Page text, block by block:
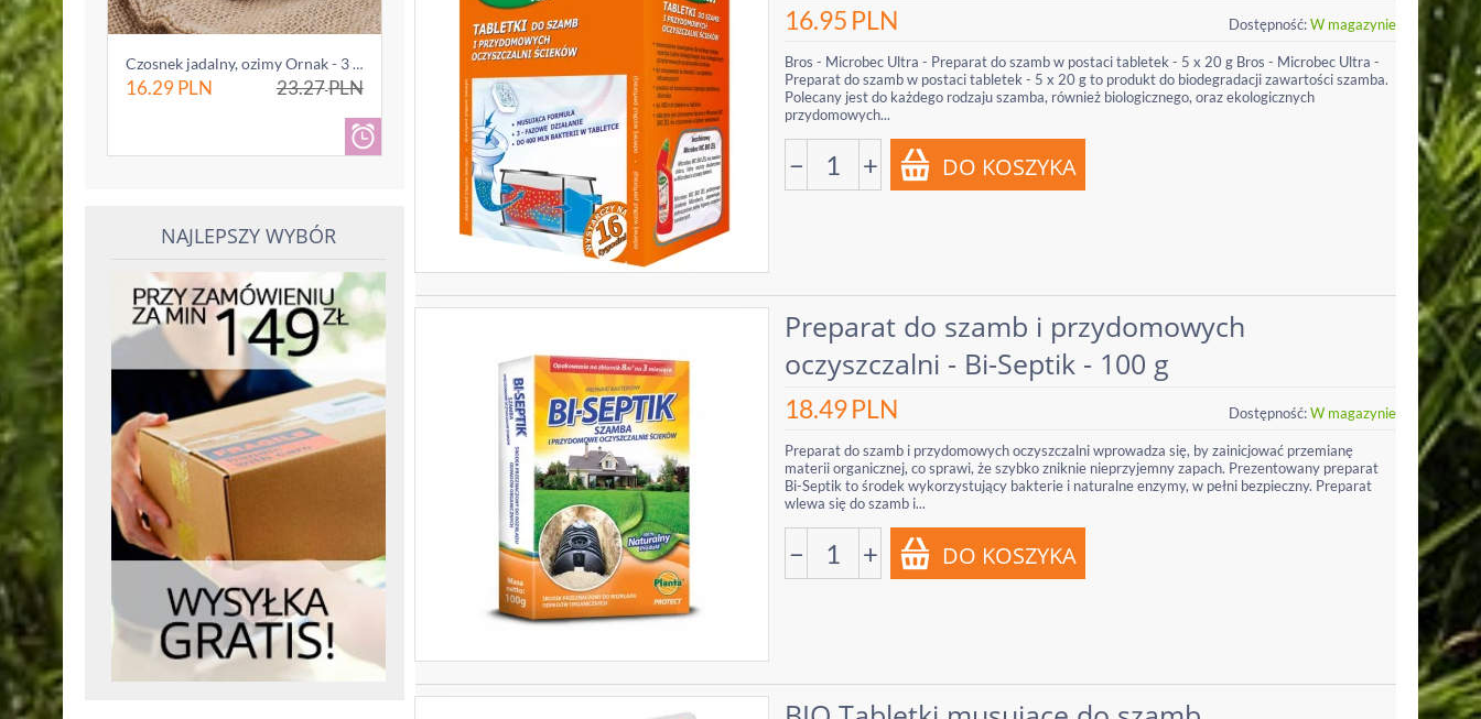
Czosnek jadalny, ozimy Ornak - 3 główki (0...
16.29PLN 23.27PLN
NAJLEPSZY WYBÓR
16.95 PLN Dostępność:W magazynie
Bros - Microbec Ultra - Preparat do szamb w postaci tabletek - 5 x 20 g Bros - Microbec Ultra -
Preparat do szamb w postaci tabletek - 5 x 20 g to produkt do biodegradacji zawartości szamba.
Polecany jest do każdego rodzaju szamba, również biologicznego, oraz ekologicznych
przydomowych...
− +
Preparat do szamb i przydomowych
oczyszczalni - Bi-Septik - 100 g
18.49PLN Dostępność:W magazynie
Preparat do szamb i przydomowych oczyszczalni wprowadza się, by zainicjować przemianę
materii organicznej, co sprawi, że szybko zniknie nieprzyjemny zapach. Prezentowany preparat
Bi-Septik to środek wykorzystujący bakterie i naturalne enzymy, w pełni bezpieczny. Preparat
wlewa się do szamb i...
− +